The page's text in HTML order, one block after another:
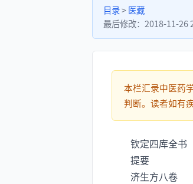
目录>医藏
最后修改： 2018-11-26
本栏汇录中医药
判断。读者如有
钦定四库
提要
济生方八